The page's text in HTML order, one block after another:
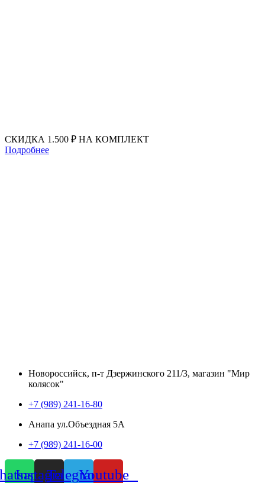
СКИДКА 1.500 ₽ НА КОМПЛЕКТ
Подробнее
Новороссийск, п-т Дзержинского 211/3, магазин "Мир
колясок"
+7 (989) 241-16-80
Анапа ул.Объездная 5А
+7 (989) 241-16-00
InstagramTelegramYoutube